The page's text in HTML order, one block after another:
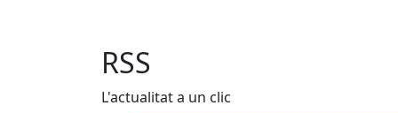
RSS
L'actualitat a un clic